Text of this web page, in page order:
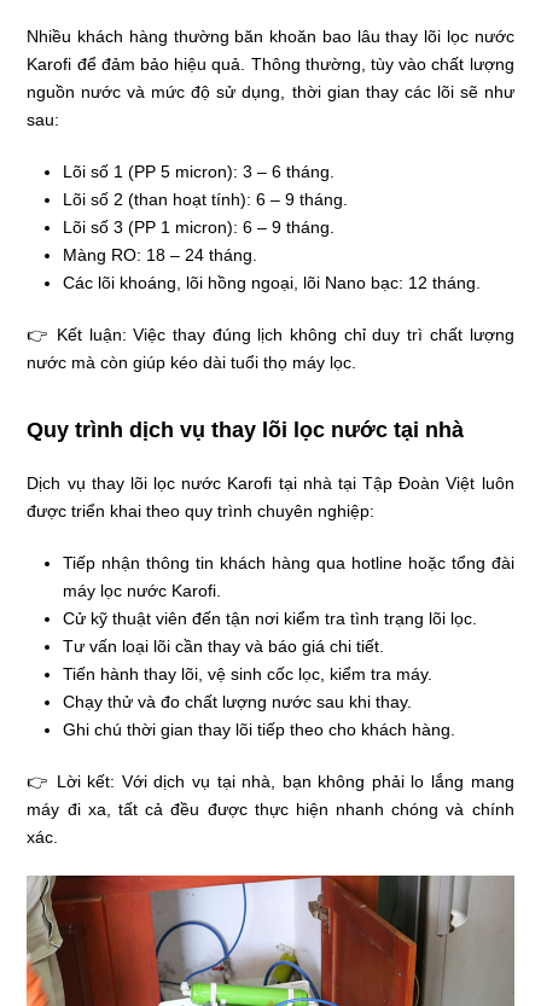
Nhiều khách hàng thường băn khoăn bao lâu thay lõi lọc nước
Karofi để đảm bảo hiệu quả. Thông thường, tùy vào chất lượng
nguồn nước và mức độ sử dụng, thời gian thay các lõi sẽ như
sau:
Lõi số 1 (PP 5 micron): 3 – 6 tháng.
Lõi số 2 (than hoạt tính): 6 – 9 tháng.
Lõi số 3 (PP 1 micron): 6 – 9 tháng.
Màng RO: 18 – 24 tháng.
Các lõi khoáng, lõi hồng ngoại, lõi Nano bạc: 12 tháng.
👉 Kết luận: Việc thay đúng lịch không chỉ duy trì chất lượng
nước mà còn giúp kéo dài tuổi thọ máy lọc.
Quy trình dịch vụ thay lõi lọc nước tại nhà
Dịch vụ thay lõi lọc nước Karofi tại nhà tại Tập Đoàn Việt luôn
được triển khai theo quy trình chuyên nghiệp:
Tiếp nhận thông tin khách hàng qua hotline hoặc tổng đài
máy lọc nước Karofi.
Cử kỹ thuật viên đến tận nơi kiểm tra tình trạng lõi lọc.
Tư vấn loại lõi cần thay và báo giá chi tiết.
Tiến hành thay lõi, vệ sinh cốc lọc, kiểm tra máy.
Chạy thử và đo chất lượng nước sau khi thay.
Ghi chú thời gian thay lõi tiếp theo cho khách hàng.
👉 Lời kết: Với dịch vụ tại nhà, bạn không phải lo lắng mang
máy đi xa, tất cả đều được thực hiện nhanh chóng và chính
xác.